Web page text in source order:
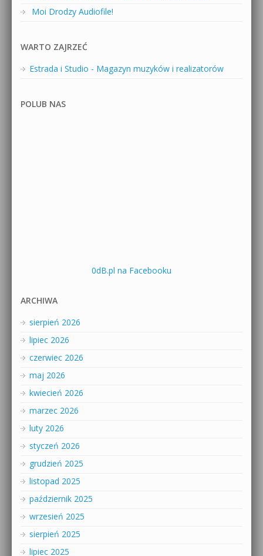
Moi Drodzy Audiofile!
WARTO ZAJRZEĆ
Estrada i Studio - Magazyn muzyków i realizatorów
POLUB NAS
0dB.pl na Facebooku
ARCHIWA
sierpień 2026
lipiec 2026
czerwiec 2026
maj 2026
kwiecień 2026
marzec 2026
luty 2026
styczeń 2026
grudzień 2025
listopad 2025
październik 2025
wrzesień 2025
sierpień 2025
lipiec 2025